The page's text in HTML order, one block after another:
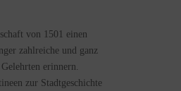
von 1501 einen
zahlreiche und ganz
erinnern.
zur Stadtgeschichte